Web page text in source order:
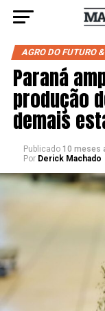
AGRO DO FUTURO
Paraná
produção
demais
Publicado 10 meses
Por Derick Machado